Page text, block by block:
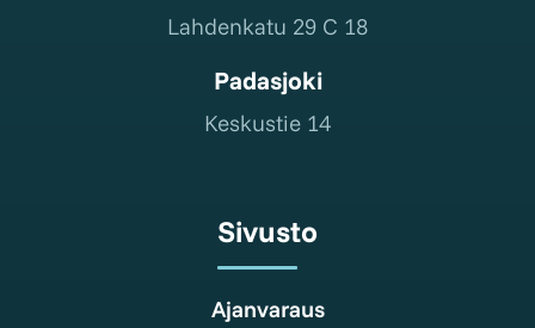
Lahdenkatu 29 C 18
Padasjoki
Keskustie 14
Sivusto
Ajanvaraus